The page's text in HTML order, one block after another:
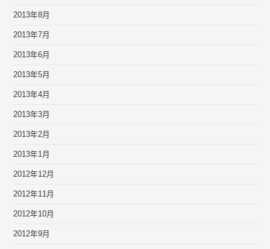
2013年8月
2013年7月
2013年6月
2013年5月
2013年4月
2013年3月
2013年2月
2013年1月
2012年12月
2012年11月
2012年10月
2012年9月